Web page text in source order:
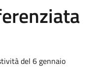
del 6 gennaio